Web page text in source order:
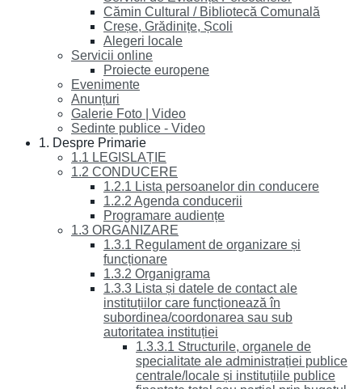
Cămin Cultural / Bibliotecă Comunală
Creșe, Grădinițe, Școli
Alegeri locale
Servicii online
Proiecte europene
Evenimente
Anunțuri
Galerie Foto | Video
Sedinte publice - Video
1. Despre Primarie
1.1 LEGISLAȚIE
1.2 CONDUCERE
1.2.1 Lista persoanelor din conducere
1.2.2 Agenda conducerii
Programare audiențe
1.3 ORGANIZARE
1.3.1 Regulament de organizare și
funcționare
1.3.2 Organigrama
1.3.3 Lista și datele de contact ale
instituțiilor care funcționează în
subordinea/coordonarea sau sub
autoritatea instituției
1.3.3.1 Structurile, organele de
specialitate ale administrației publice
centrale/locale și instituțiile publice